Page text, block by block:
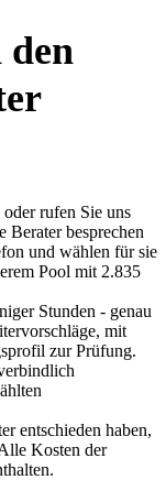
den
rufen Sie uns
Berater besprechen
und wählen für sie
Pool mit 2.835
Stunden - genau
mit
zur Prüfung.
entschieden haben,
Kosten der